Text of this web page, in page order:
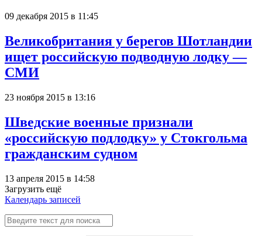
09 декабря 2015 в 11:45
Великобритания у берегов Шотландии
ищет российскую подводную лодку —
СМИ
23 ноября 2015 в 13:16
Шведские военные признали
«российскую подлодку» у Стокгольма
гражданским судном
13 апреля 2015 в 14:58
Загрузить ещё
Календарь записей